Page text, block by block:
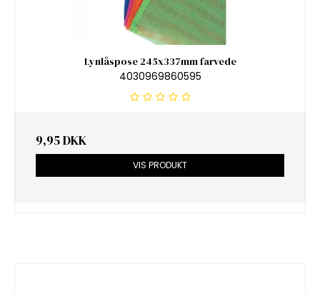
Lynlåspose 245x337mm farvede
4030969860595
9,95 DKK
VIS PRODUKT